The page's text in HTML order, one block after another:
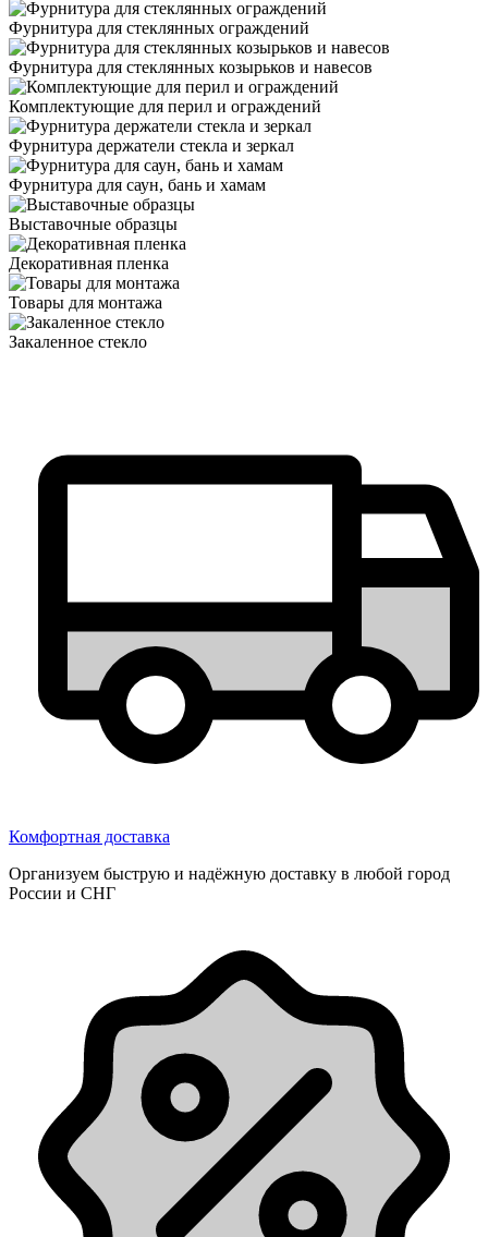
Фурнитура для стеклянных ограждений
Фурнитура для стеклянных козырьков и навесов
Комплектующие для перил и ограждений
Фурнитура держатели стекла и зеркал
Фурнитура для саун, бань и хамам
Выставочные образцы
Декоративная пленка
Товары для монтажа
Закаленное стекло
Комфортная доставка
Организуем быструю и надёжную доставку в любой город
России и СНГ